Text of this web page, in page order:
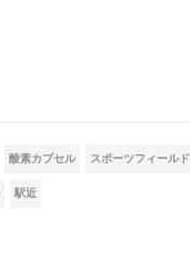
酸素カプセル スポーツフィールド
駅近